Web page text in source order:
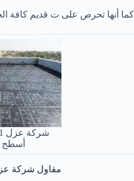
كما أنها تحرص على ت قديم كافة
أسطح
مقاول شركة